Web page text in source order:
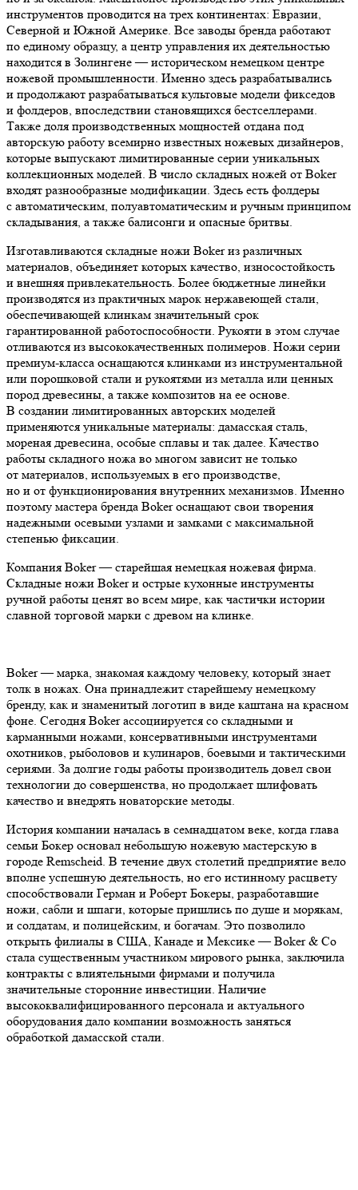
инструментов проводится на трех континентах: Евразии,
Северной и Южной Америке. Все заводы бренда работают
по единому образцу, а центр управления их деятельностью
находится в Золингене — историческом немецком центре
ножевой промышленности. Именно здесь разрабатывались
и продолжают разрабатываться культовые модели фикседов
и фолдеров, впоследствии становящихся бестселлерами.
Также доля производственных мощностей отдана под
авторскую работу всемирно известных ножевых дизайнеров,
которые выпускают лимитированные серии уникальных
коллекционных моделей. В число складных ножей от Boker
входят разнообразные модификации. Здесь есть фолдеры
с автоматическим, полуавтоматическим и ручным принципом
складывания, а также балисонги и опасные бритвы.
Изготавливаются складные ножи Boker из различных
материалов, объединяет которых качество, износостойкость
и внешняя привлекательность. Более бюджетные линейки
производятся из практичных марок нержавеющей стали,
обеспечивающей клинкам значительный срок
гарантированной работоспособности. Рукояти в этом случае
отливаются из высококачественных полимеров. Ножи серии
премиум-класса оснащаются клинками из инструментальной
или порошковой стали и рукоятями из металла или ценных
пород древесины, а также композитов на ее основе.
В создании лимитированных авторских моделей
применяются уникальные материалы: дамасская сталь,
мореная древесина, особые сплавы и так далее. Качество
работы складного ножа во многом зависит не только
от материалов, используемых в его производстве,
но и от функционирования внутренних механизмов. Именно
поэтому мастера бренда Boker оснащают свои творения
надежными осевыми узлами и замками с максимальной
степенью фиксации.
Компания Boker — старейшая немецкая ножевая фирма.
Складные ножи Boker и острые кухонные инструменты
ручной работы ценят во всем мире, как частички истории
славной торговой марки с древом на клинке.
Boker — марка, знакомая каждому человеку, который знает
толк в ножах. Она принадлежит старейшему немецкому
бренду, как и знаменитый логотип в виде каштана на красном
фоне. Сегодня Boker ассоциируется со складными и
карманными ножами, консервативными инструментами
охотников, рыболовов и кулинаров, боевыми и тактическими
сериями. За долгие годы работы производитель довел свои
технологии до совершенства, но продолжает шлифовать
качество и внедрять новаторские методы.
История компании началась в семнадцатом веке, когда глава
семьи Бокер основал небольшую ножевую мастерскую в
городе Remscheid. В течение двух столетий предприятие вело
вполне успешную деятельность, но его истинному расцвету
способствовали Герман и Роберт Бокеры, разработавшие
ножи, сабли и шпаги, которые пришлись по душе и морякам,
и солдатам, и полицейским, и богачам. Это позволило
открыть филиалы в США, Канаде и Мексике — Boker & Co
стала существенным участником мирового рынка, заключила
контракты с влиятельными фирмами и получила
значительные сторонние инвестиции. Наличие
высококвалифицированного персонала и актуального
оборудования дало компании возможность заняться
обработкой дамасской стали.